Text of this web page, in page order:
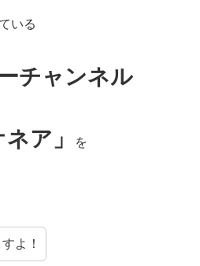
いる
チャンネル
ア」 を
よ！